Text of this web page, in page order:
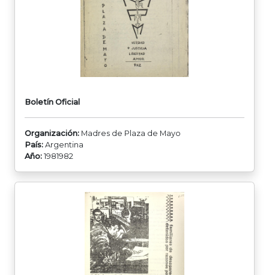
Boletín Oficial
Organización: Madres de Plaza de Mayo
País: Argentina
Año: 1981982